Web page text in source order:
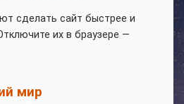
сделать сайт быстрее и
их в браузере —
мир